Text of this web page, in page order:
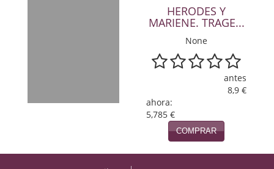
HERODES Y
MARIENE. TRAGE...
None
antes
8,9 €
ahora:
5,785 €
COMPRAR